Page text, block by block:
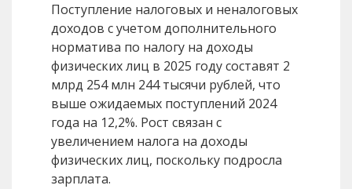
Поступление налоговых и неналоговых
доходов с учетом дополнительного
норматива по налогу на доходы
физических лиц в 2025 году составят 2
млрд 254 млн 244 тысячи рублей, что
выше ожидаемых поступлений 2024
года на 12,2%. Рост связан с
увеличением налога на доходы
физических лиц, поскольку подросла
зарплата.